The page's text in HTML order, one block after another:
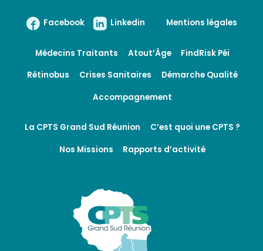
La CPTS Grand Sud Réunion
C’est quoi une CPTS ?
Nos Missions
Rapports d’activité
Médecins Traitants Atout’Âge
FindRisk Péi
Rétinobus
Crises Sanitaires
Démarche Qualité
Accompagnement
Facebook Linkedin Mentions légales
Nous utilisons des cookies sur ce site pour améliorer votre
expérience utilisateur. En cliquant sur le bouton Accepter,
vous acceptez que nous le fassions.